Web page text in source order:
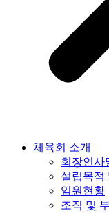
체육회 소개
회장인사
설립목적
임원현황
조직 및